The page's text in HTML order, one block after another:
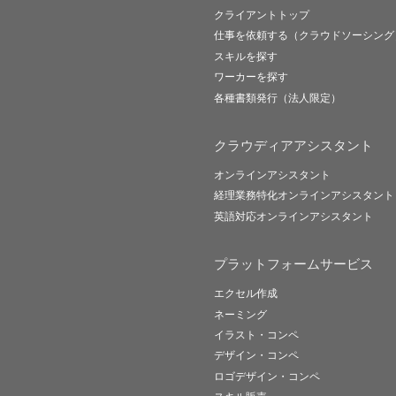
クライアントトップ
仕事を依頼する（クラウドソーシング
スキルを探す
ワーカーを探す
各種書類発行（法人限定）
クラウディアアシスタント
オンラインアシスタント
経理業務特化オンラインアシスタント
英語対応オンラインアシスタント
プラットフォームサービス
エクセル作成
ネーミング
イラスト・コンペ
デザイン・コンペ
ロゴデザイン・コンペ